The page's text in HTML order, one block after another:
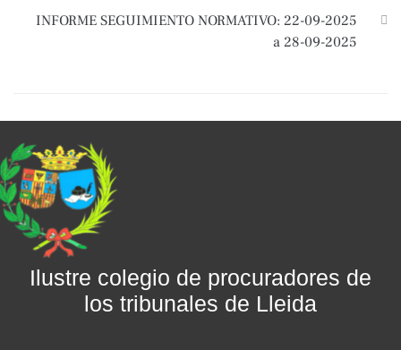
INFORME SEGUIMIENTO NORMATIVO: 22-09-2025
a 28-09-2025
Ilustre colegio de procuradores de
los tribunales de Lleida